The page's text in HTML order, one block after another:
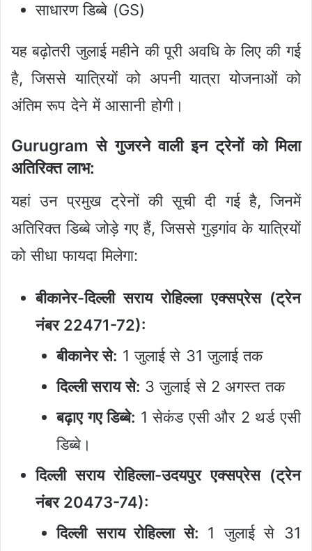
साधारण डिब्बे (GS)
यह बढ़ोतरी जुलाई महीने की पूरी अवधि के लिए की गई
है, जिससे यात्रियों को अपनी यात्रा योजनाओं को
अंतिम रूप देने में आसानी होगी।
Gurugram से गुजरने वाली इन ट्रेनों को मिला
अतिरिक्त लाभ:
यहां उन प्रमुख ट्रेनों की सूची दी गई है, जिनमें
अतिरिक्त डिब्बे जोड़े गए हैं, जिससे गुड़गांव के यात्रियों
को सीधा फायदा मिलेगा:
बीकानेर-दिल्ली सराय रोहिल्ला एक्सप्रेस (ट्रेन
नंबर 22471-72):
बीकानेर से: 1 जुलाई से 31 जुलाई तक
दिल्ली सराय से: 3 जुलाई से 2 अगस्त तक
बढ़ाए गए डिब्बे: 1 सेकंड एसी और 2 थर्ड एसी
डिब्बे।
दिल्ली सराय रोहिल्ला-उदयपुर एक्सप्रेस (ट्रेन
नंबर 20473-74):
दिल्ली सराय रोहिल्ला से: 1 जुलाई से 31